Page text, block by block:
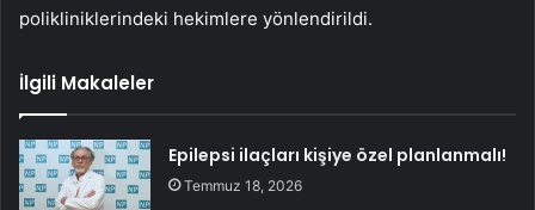
polikliniklerindeki hekimlere yönlendirildi.
İlgili Makaleler
Epilepsi ilaçları kişiye özel planlanmalı!
Temmuz 18, 2026